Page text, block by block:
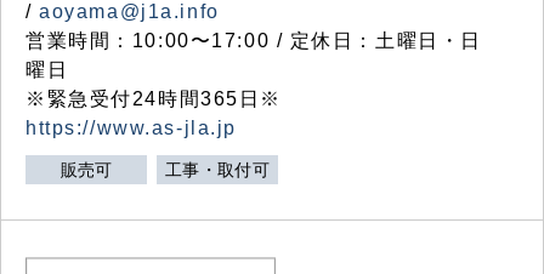
/aoyama@j1a.info
営業時間：10:00〜17:00 / 定休日：土曜日・日
曜日
※緊急受付24時間365日※
https://www.as-jla.jp
販売可 工事・取付可